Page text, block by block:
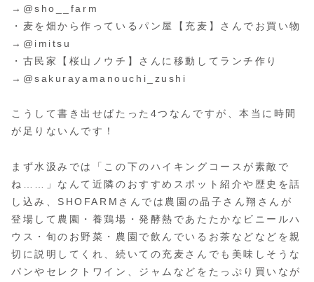
→@sho__farm
・麦を畑から作っているパン屋【充麦】さんでお買い物
→@imitsu
・古民家【桜山ノウチ】さんに移動してランチ作り
→@sakurayamanouchi_zushi
こうして書き出せばたった4つなんですが、本当に時間
が足りないんです！
まず水汲みでは「この下のハイキングコースが素敵で
ね……」なんて近隣のおすすめスポット紹介や歴史を話
し込み、SHOFARMさんでは農園の晶子さん翔さんが
登場して農園・養鶏場・発酵熱であたたかなビニールハ
ウス・旬のお野菜・農園で飲んでいるお茶などなどを親
切に説明してくれ、続いての充麦さんでも美味しそうな
パンやセレクトワイン、ジャムなどをたっぷり買いなが